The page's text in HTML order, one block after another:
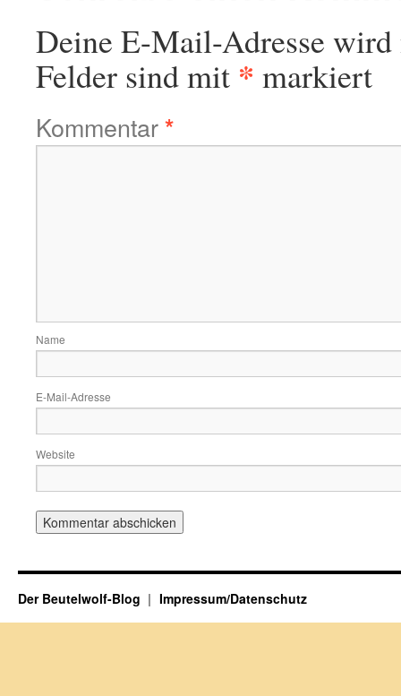
Deine E-Mail-Adresse
Felder sind mit * markiert
Kommentar*
Name
E-Mail-Adresse
Website
Der Beutelwolf-Blog Impressum/Datenschutz